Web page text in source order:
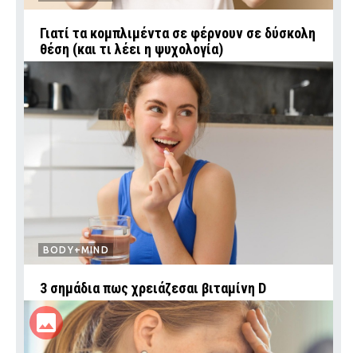
Γιατί τα κομπλιμέντα σε φέρνουν σε δύσκολη
θέση (και τι λέει η ψυχολογία)
BODY+MIND
3 σημάδια πως χρειάζεσαι βιταμίνη D